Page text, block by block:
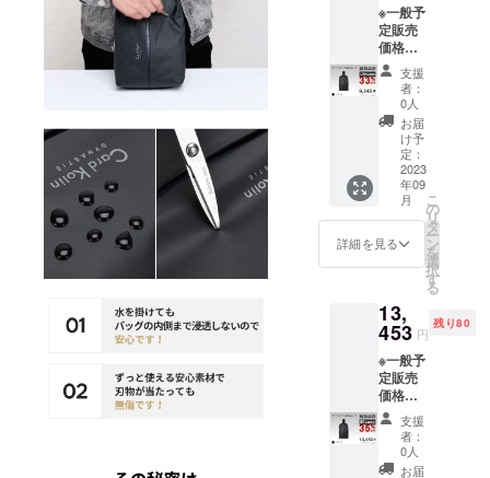
※一般予
定販売
価格：
￥13,79
8円 ※税
込・送
料無料
（日本
国内限
定） ※1
セット
内容
「Card
Kolin」
ボディ
バッグ
支援
者：
0人
お届
け予
定：
2023
年09
月
詳細を見る
こ
の
リ
タ
ー
ン
を
選
択
す
る
13,
453 円
残り80
※一般予
定販売
価格：
￥20,69
7円 ※税
込・送
料無料
支援
者：
0人
お届